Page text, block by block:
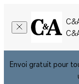
Envoi gratuit pour